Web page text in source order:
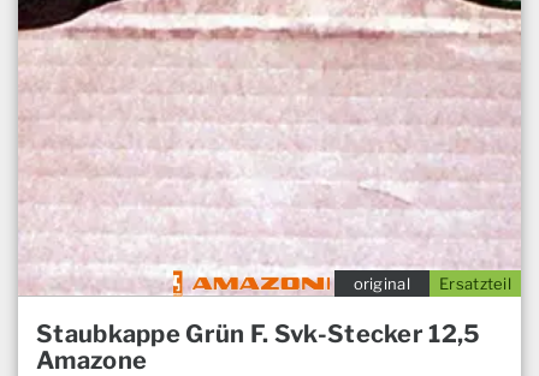
Ersatzteil
original
Staubkappe Grün F. Svk-Stecker 12,5
Amazone